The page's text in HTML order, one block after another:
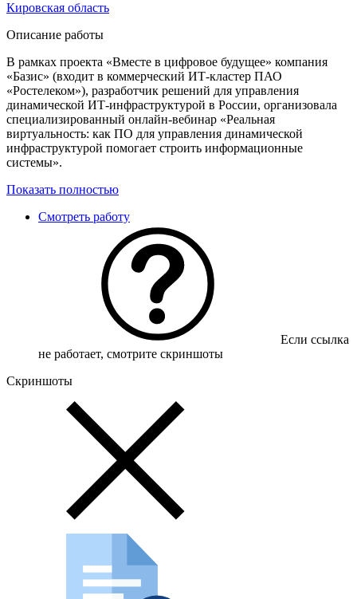
Кировская область
Описание работы
В рамках проекта «Вместе в цифровое будущее» компания
«Базис» (входит в коммерческий ИТ-кластер ПАО
«Ростелеком»), разработчик решений для управления
динамической ИТ-инфраструктурой в России, организовала
специализированный онлайн-вебинар «Реальная
виртуальность: как ПО для управления динамической
инфраструктурой помогает строить информационные
системы».
Показать полностью
Смотреть работу
Если ссылка
не работает, смотрите скриншоты
Скриншоты